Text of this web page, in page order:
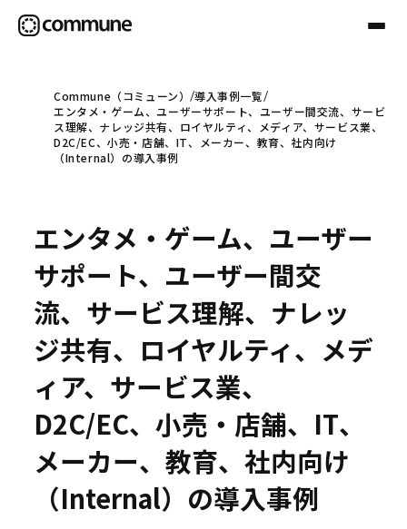
Communeについて
事例
セミナー
お役立ち情報
お問い合わせ
Commune（コミューン）
導入事例一覧
エンタメ・ゲーム、ユーザーサポート、ユーザー間交流、サービ
ス理解、ナレッジ共有、ロイヤルティ、メディア、サービス業、
D2C/EC、小売・店舗、IT、メーカー、教育、社内向け
（Internal）の導入事例
エンタメ・ゲーム、ユーザー
サポート、ユーザー間交
流、サービス理解、ナレッ
ジ共有、ロイヤルティ、メデ
ィア、サービス業、
D2C/EC、小売・店舗、IT、
メーカー、教育、社内向け
（Internal）の導入事例